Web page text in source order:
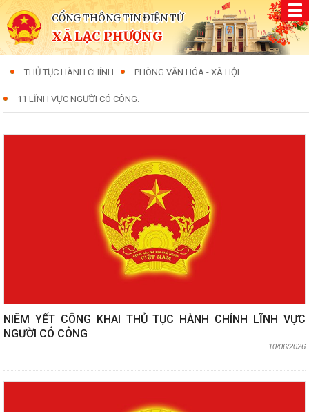
CỔNG THÔNG TIN ĐIỆN TỬ
XÃ LẠC PHƯỢNG
THỦ TỤC HÀNH CHÍNH PHÒNG VĂN HÓA - XÃ HỘI
11 LĨNH VỰC NGƯỜI CÓ CÔNG.
NIÊM YẾT CÔNG KHAI THỦ TỤC HÀNH CHÍNH LĨNH VỰC
NGƯỜI CÓ CÔNG
10/06/2026